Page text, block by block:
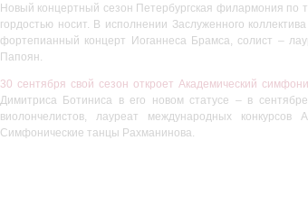
Новый концертный сезон Петербургская филармония по
гордостью носит. В исполнении Заслуженного
фортепианный концерт Иоганнеса Брамса, солист –
Папоян.
30 сентября свой сезон откроет Академический
Димитриса Ботиниса в его новом статусе – в
виолончелистов, лауреат международных
Симфонические танцы Рахманинова.